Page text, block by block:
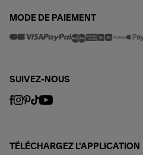
MODE DE PAIEMENT
SUIVEZ-NOUS
TÉLÉCHARGEZ L'APPLICATION